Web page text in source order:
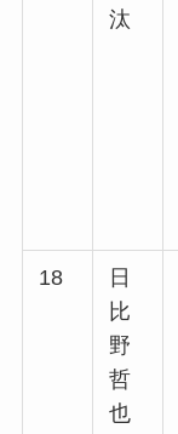
汰
18
日
比
野
哲
也